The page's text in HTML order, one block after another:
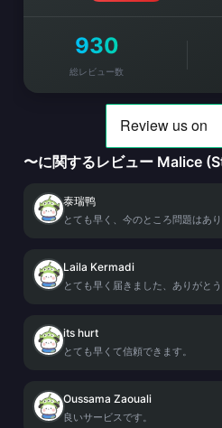
930
総レビュー数
〜に関するレビュー Malice
泰瑞鸭
とても早く、今のところ問題はあり
Laila Kermadi
とても早く届きました、ありがとう
its hurt
とても早くて信頼できます。
Oussama Zaouali
良いサービスです。